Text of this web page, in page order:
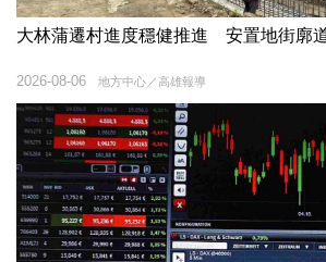
大林蒲遷村進度穩健推進 安置地街廓
地方中心／高雄報導
2026-08-06